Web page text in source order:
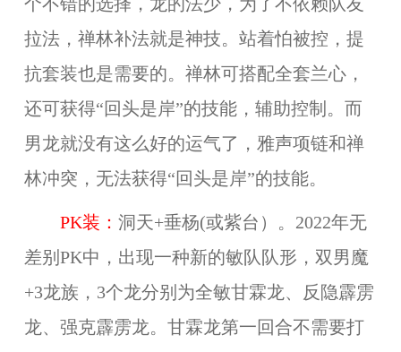
个不错的选择，龙的法少，为了不依赖队友
拉法，禅林补法就是神技。站着怕被控，提
抗套装也是需要的。禅林可搭配全套兰心，
还可获得“回头是岸”的技能，辅助控制。而
男龙就没有这么好的运气了，雅声项链和禅
林冲突，无法获得“回头是岸”的技能。
PK装： 洞天+垂杨(或紫台）。2022年无
差别PK中，出现一种新的敏队队形，双男魔
+3龙族，3个龙分别为全敏甘霖龙、反隐霹雳
龙、强克霹雳龙。甘霖龙第一回合不需要打